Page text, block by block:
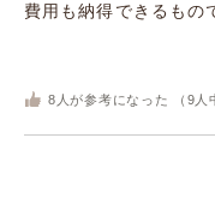
費用も納得できるもの
8 人が参考になった （ 9 人